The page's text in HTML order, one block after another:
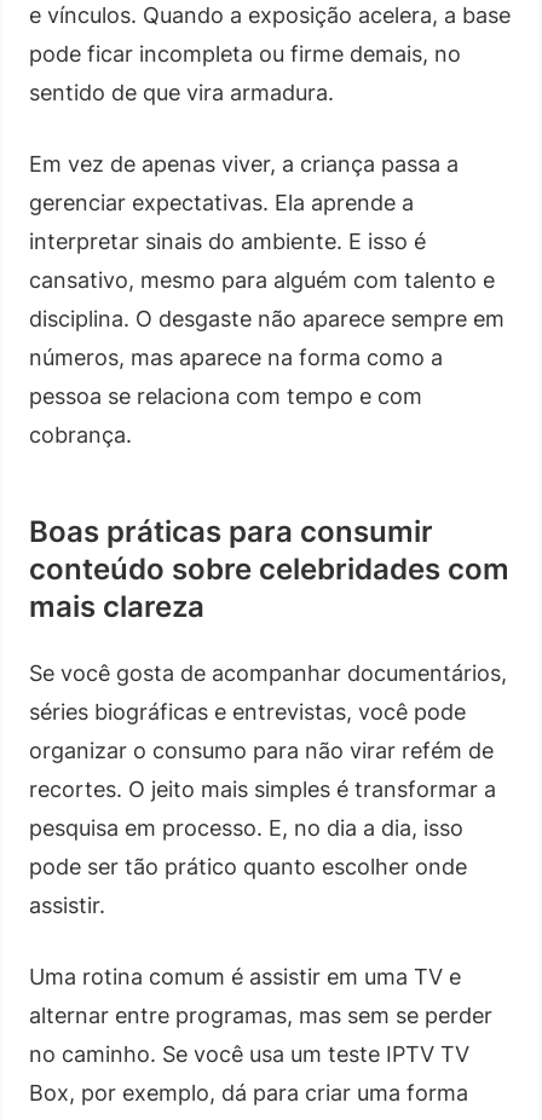
e vínculos. Quando a exposição acelera, a base
pode ficar incompleta ou firme demais, no
sentido de que vira armadura.
Em vez de apenas viver, a criança passa a
gerenciar expectativas. Ela aprende a
interpretar sinais do ambiente. E isso é
cansativo, mesmo para alguém com talento e
disciplina. O desgaste não aparece sempre em
números, mas aparece na forma como a
pessoa se relaciona com tempo e com
cobrança.
Boas práticas para consumir
conteúdo sobre celebridades com
mais clareza
Se você gosta de acompanhar documentários,
séries biográficas e entrevistas, você pode
organizar o consumo para não virar refém de
recortes. O jeito mais simples é transformar a
pesquisa em processo. E, no dia a dia, isso
pode ser tão prático quanto escolher onde
assistir.
Uma rotina comum é assistir em uma TV e
alternar entre programas, mas sem se perder
no caminho. Se você usa um teste IPTV TV
Box, por exemplo, dá para criar uma forma